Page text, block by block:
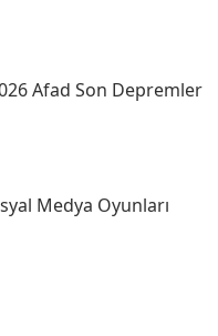
Afad Son Depremler
Medya Oyunları